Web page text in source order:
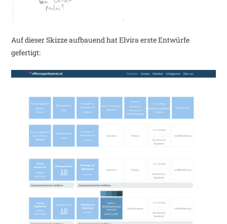
Auf dieser Skizze aufbauend hat Elvira erste Entwürfe
gefertigt: